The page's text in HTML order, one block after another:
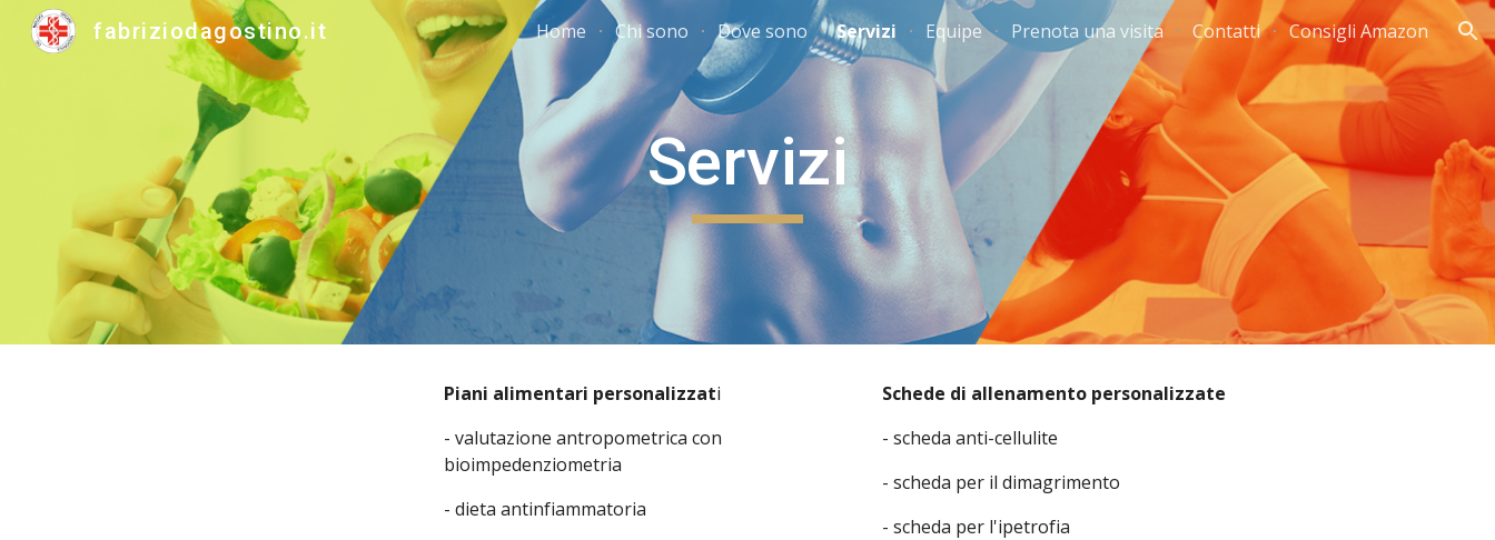
Skip to main content Skip to navigation
fabriziodagostino.it Home Chi sono Dove sono Servizi Equipe Prenota una visita Contatti Consigli Amazon
Servizi
Piani alimentari personalizzati
- valutazione antropometrica con
bioimpedenziometria
- dieta antinfiammatoria
Schede di allenamento personalizzate
- scheda anti-cellulite
- scheda per il dimagrimento
- scheda per l'ipetrofia